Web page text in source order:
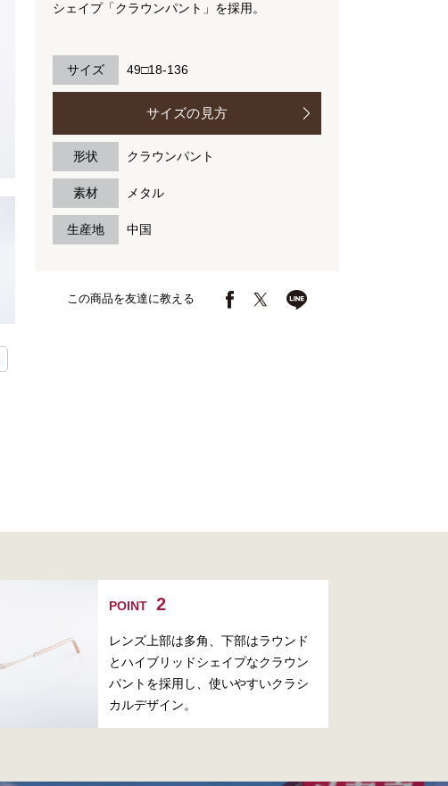
シェイプ「クラウンパント」を採用。
サイズ 49□18-136
サイズの見方
形状 クラウンパント
素材 メタル
生産地 中国
この商品を友達に教える
POINT
レンズ上部は多角、下部はラウンド
とハイブリッドシェイプなクラウン
パントを採用し、使いやすいクラシ
カルデザイン。